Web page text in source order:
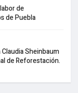
de
de Puebla
Sheinbaum
de Reforestación.